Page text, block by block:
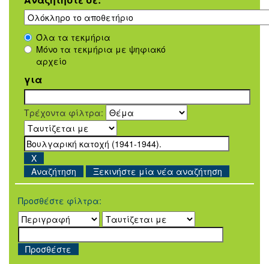
Όλα τα τεκμήρια
Μόνο τα τεκμήρια με ψηφιακό
αρχείο
για
Τρέχοντα φίλτρα:
Ξεκινήστε μία νέα αναζήτηση
Προσθέστε φίλτρα: